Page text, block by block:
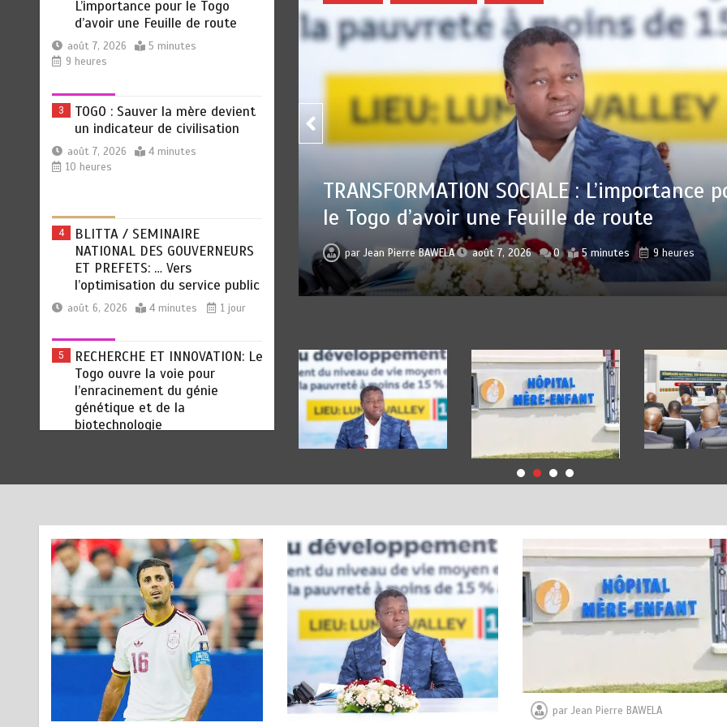
un indicateur de civilisation
août 7, 2026
4 minutes
10 heures
BLITTA / SEMINAIRE
ET PREFETS: … Vers
l’optimisation du service public
RECHERCHE ET INNOVATION: Le
Togo ouvre la voie pour
l’enracinement du génie
génétique et de la
biotechnologie
août 6, 2026
TOGO : Bon vent dans les
secteurs des transports et du
tourisme
août 6, 2026 4 minutes
révélations chocs de Pep
Guardiola…
août 7, 2026
5 minutes
9 heures
2
TRANSFORMATION SOCIALE :
L’importance pour le Togo
d’avoir une Feuille de route
août 7, 2026
5 minutes
9 heures
Feuille de route
5 minutes 9 heures
TOGO : Sauver la mère devient un
civilisation
par Jean Pierre BAWELA août 7, 2026 0 4 minutes 10 heures
par Jean Pierre BAWELA